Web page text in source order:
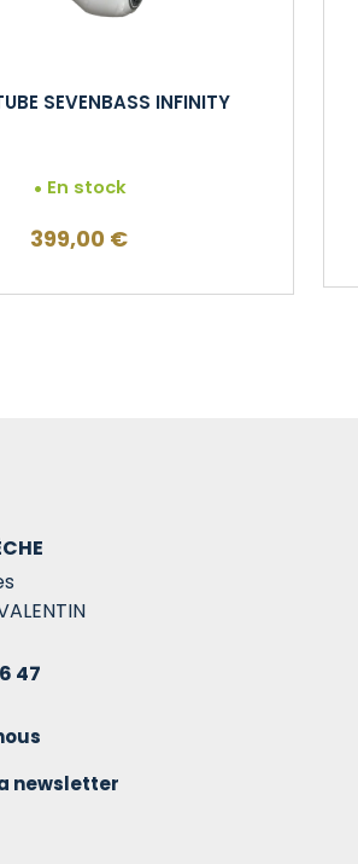
SEVENBASS INFINITY
En stock
399,00 €
47
newsletter